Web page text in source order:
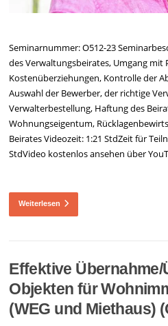
Seminarnummer: O512-23
des Verwaltungsbeirates, Umgang mit
Kostenüberziehungen, Kontrolle der
Auswahl der Bewerber, der richtige
Verwalterbestellung, Haftung des
Wohnungseigentum,
Beirates Videozeit: 1:21 StdZeit für
StdVideo kostenlos ansehen über
Weiterlesen
Effektive
Objekten für
(WEG und Miethaus)